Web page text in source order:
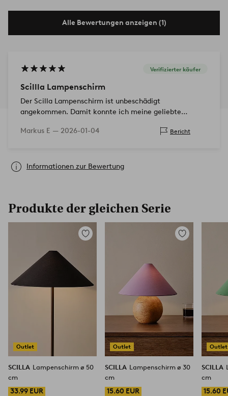
Alle Bewertungen anzeigen (1)
Verifizierter käufer
Scillla Lampenschirm
Der Scilla Lampenschirm ist unbeschädigt
angekommen. Damit konnte ich meine geliebte
Markus E — 2026-01-04 Bericht
Informationen zur Bewertung
Produkte der gleichen Serie
Outlet
Zu
SCILLA Lampenschirm ø 50
cm
33.99 EUR
Outlet
Zu
SCILLA Lampenschirm ø 30
cm
15.60 EUR
Outlet
SCILLA
cm
15.60